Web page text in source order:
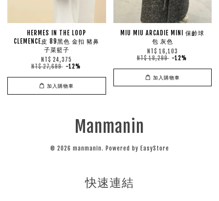
HERMES IN THE LOOP
CLEMENCE皮 89黑色 金扣 豬鼻
子菜籃子
NT$ 24,375
NT$ 27,699 -12%
加入購物車
MIU MIU ARCADIE MINI 保齡球
包 灰色
NT$ 16,103
NT$ 18,299 -12%
加入購物車
Manmanin
© 2026 manmanin. Powered by EasyStore
快速連結